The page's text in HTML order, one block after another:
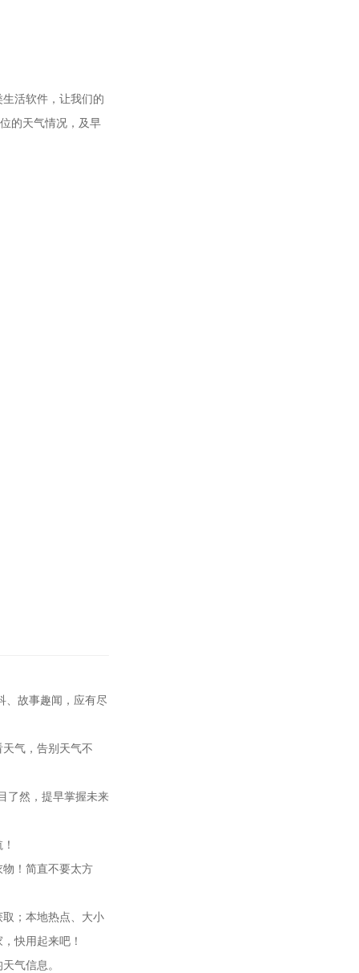
活软件，让我们的
的天气情况，及早
、故事趣闻，应有尽
气，告别天气不
了然，提早掌握未来
！简直不要太方
；本地热点、大小
快用起来吧！
气信息。